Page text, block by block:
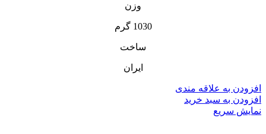
وزن
1030 گرم
ساخت
ایران
افزودن به علاقه مندی
افزودن به سبد خرید
نمایش سریع